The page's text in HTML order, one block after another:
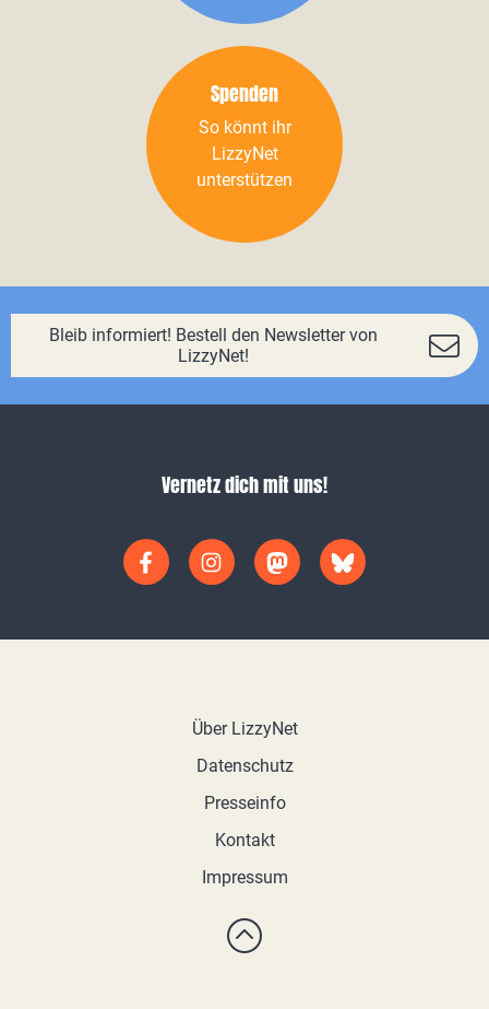
Spenden
So könnt ihr
LizzyNet
unterstützen
Bleib informiert! Bestell den Newsletter von
LizzyNet!
Vernetz dich mit uns!
Über LizzyNet
Datenschutz
Presseinfo
Kontakt
Impressum